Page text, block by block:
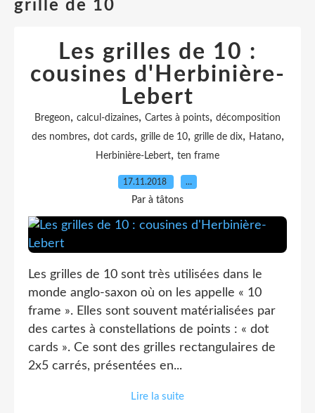
grille de 10
Les grilles de 10 :
cousines d'Herbinière-
Lebert
Bregeon, calcul-dizaines, Cartes à points, décomposition
des nombres, dot cards, grille de 10, grille de dix, Hatano,
Herbinière-Lebert, ten frame
17.11.2018 …
Par à tâtons
Les grilles de 10 sont très utilisées dans le
monde anglo-saxon où on les appelle « 10
frame ». Elles sont souvent matérialisées par
des cartes à constellations de points : « dot
cards ». Ce sont des grilles rectangulaires de
2x5 carrés, présentées en...
Lire la suite